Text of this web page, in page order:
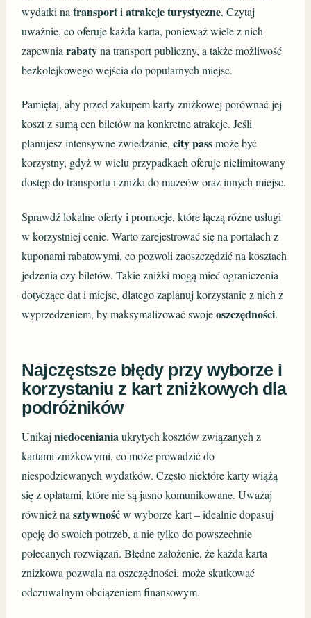
wydatki natransportiatrakcje turystyczne. Czytaj
uważnie, co oferuje każda karta, ponieważ wiele z nich
zapewniarabatyna transport publiczny, a także możliwość
bezkolejkowego wejścia do popularnych miejsc.
Pamiętaj, aby przed zakupem karty zniżkowej porównać jej
koszt z sumą cen biletów na konkretne atrakcje. Jeśli
planujesz intensywne zwiedzanie,city passmoże być
korzystny, gdyż w wielu przypadkach oferuje nielimitowany
dostęp do transportu i zniżki do muzeów oraz innych miejsc.
Sprawdź lokalne oferty i promocje, które łączą różne usługi
w korzystniej cenie. Warto zarejestrować się na portalach z
kuponami rabatowymi, co pozwoli zaoszczędzić na kosztach
jedzenia czy biletów. Takie zniżki mogą mieć ograniczenia
dotyczące dat i miejsc, dlatego zaplanuj korzystanie z nich z
wyprzedzeniem, by maksymalizować swojeoszczędności.
Najczęstsze błędy przy wyborze i
korzystaniu z kart zniżkowych dla
podróżników
Unikajniedocenianiaukrytych kosztów związanych z
kartami zniżkowymi, co może prowadzić do
niespodziewanych wydatków. Często niektóre karty wiążą
się z opłatami, które nie są jasno komunikowane. Uważaj
również nasztywnośćw wyborze kart – idealnie dopasuj
opcję do swoich potrzeb, a nie tylko do powszechnie
polecanych rozwiązań. Błędne założenie, że każda karta
zniżkowa pozwala na oszczędności, może skutkować
odczuwalnym obciążeniem finansowym.